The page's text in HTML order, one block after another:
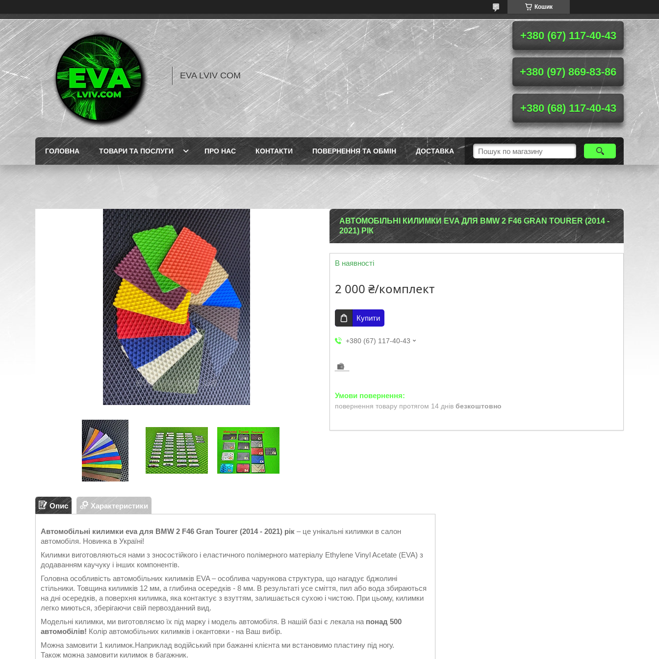
Кошик
EVA LVIV COM
+380 (67) 117-40-43
+380 (97) 869-83-86
+380 (68) 117-40-43
ГОЛОВНА ТОВАРИ ТА ПОСЛУГИ ПРО НАС КОНТАКТИ ПОВЕРНЕННЯ ТА ОБМІН ДОСТАВКА
АВТОМОБІЛЬНІ КИЛИМКИ EVA ДЛЯ BMW 2 F46 GRAN TOURER (2014 -
2021) РІК
В наявності
2 000 ₴/комплект
Купити
+380 (67) 117-40-43
повернення товару протягом 14 днів безкоштовно
Опис Характеристики
Автомобільні килимки eva для BMW 2 F46 Gran Tourer (2014 - 2021) рік – це унікальні килимки в салон
автомобіля. Новинка в Україні!
Килимки виготовляються нами з зносостійкого і еластичного полімерного матеріалу Ethylene Vinyl Acetate (EVA) з
додаванням каучуку і інших компонентів.
Головна особливість автомобільних килимків EVA – особлива чарункова структура, що нагадує бджолині
стільники. Товщина килимків 12 мм, а глибина осередків - 8 мм. В результаті усе сміття, пил або вода збираються
на дні осередків, а поверхня килимка, яка контактує з взуттям, залишається сухою і чистою. При цьому, килимки
легко миються, зберігаючи свій первозданний вид.
Модельні килимки, ми виготовляємо їх під марку і модель автомобіля. В нашій базі є лекала на понад 500
автомобілів! Колір автомобільних килимків і окантовки - на Ваш вибір.
Можна замовити 1 килимок.Наприклад водійський при бажанні клієнта ми встановимо пластину під ногу.
Також можна замовити килимок в багажник.